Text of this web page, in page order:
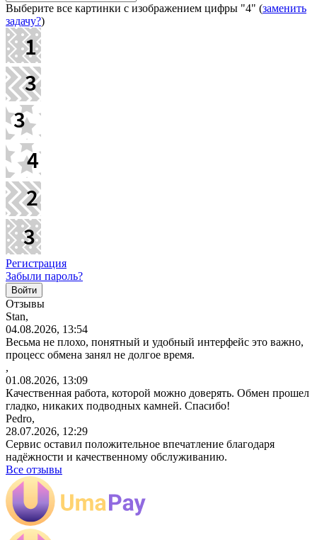
Выберите все картинки с изображением цифры "4" (заменить
задачу?)
Регистрация
Забыли пароль?
Отзывы
Stan,
04.08.2026, 13:54
Весьма не плохо, понятный и удобный интерфейс это важно,
процесс обмена занял не долгое время.
,
01.08.2026, 13:09
Качественная работа, которой можно доверять. Обмен прошел
гладко, никаких подводных камней. Спасибо!
Pedro,
28.07.2026, 12:29
Сервис оставил положительное впечатление благодаря
надёжности и качественному обслуживанию.
Все отзывы